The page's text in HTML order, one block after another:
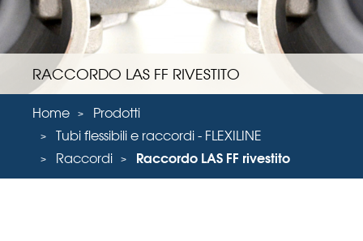
RACCORDO LAS FF RIVESTITO
Home
Prodotti
Tubi flessibili e raccordi - FLEXILINE
Raccordi
Raccordo LAS FF rivestito